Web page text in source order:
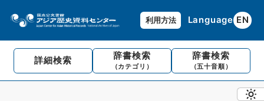
利用方法 Language EN
詳細検索 辞書検索
（カテゴリ）
辞書検索
（五十音順）